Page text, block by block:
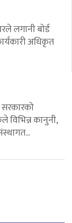
लगानी बोर्ड
अधिकृत
विभिन्न कानुनी,